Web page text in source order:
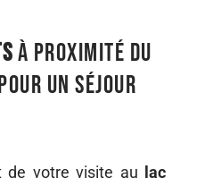
à proximité du
un séjour
de votre visite au lac